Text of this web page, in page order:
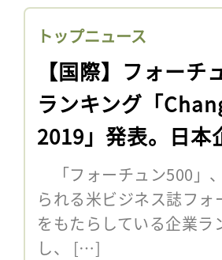
トップニュース
【国際】フォーチ
ランキング「
2019」発表。日本
「フォーチュン500」
られる米ビジネス誌フ
をもたらしている企業
し、 […]